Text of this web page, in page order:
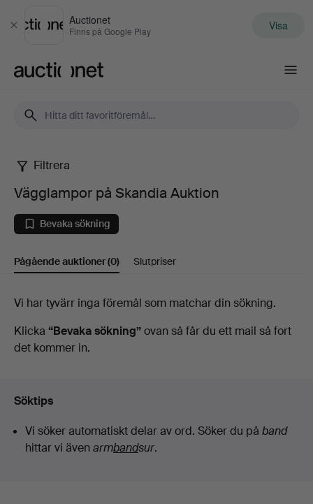
Stäng
Auctionet
Finns på Google Play Visa
Vägglampor
på
Skandia
Auktion
Filtrera
Vägglampor på Skandia Auktion
Bevaka sökning
Pågående auktioner(0) Slutpriser
Pågående
auktioner
Vi har tyvärr inga föremål som matchar din sökning.
Klicka “Bevaka sökning”ovan så får du ett mail så fort
det kommer in.
Söktips
Vi söker automatiskt delar av ord. Söker du på band
hittar vi även armbandsur.